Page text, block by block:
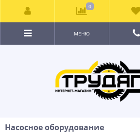
МЕНЮ
Насосное оборудование
0